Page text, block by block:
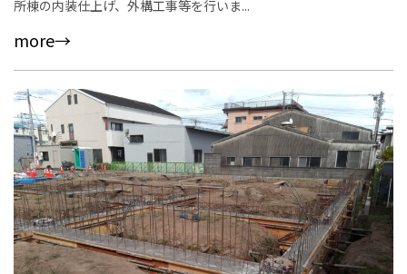
所棟の内装仕上げ、外構工事等を行いま...
more→